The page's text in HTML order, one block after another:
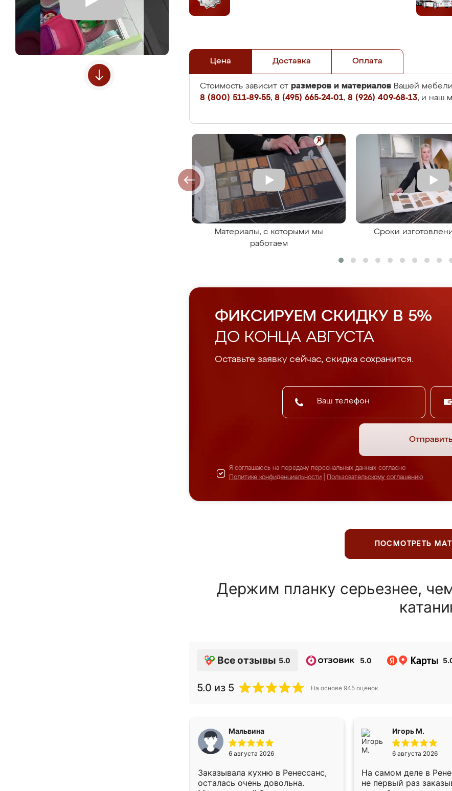
Цена Доставка Оплата
Стоимость зависит от размеров и материалов Вашей
8 (800) 511-89-55, 8 (495) 665-24-01, 8 (926) 409-68-13, и наш
Материалы, с которыми мы
работаем
Сроки
ФИКСИРУЕМ СКИДКУ В 5%
ДО КОНЦА АВГУСТА
Оставьте заявку сейчас, скидка сохранится.
Отправить
Я соглашаюсь на передачу персональных данных согласно
Политике конфиденциальности
Пользовательскому соглашению
ПОСМОТРЕТЬ
Держим планку серьезнее,
Все отзывы 5.0 5.0
5.0 из 5 На основе 945 оценок
Мальвина
6 августа 2026
Заказывала кухню в Ренессанс,
осталась очень довольна.
Игорь М.
6 августа 2026
На самом деле в
не первый раз